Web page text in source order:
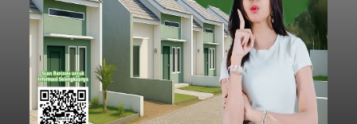
balitribune.co.id I Singaraja -Pemerintah
Kabupaten Buleleng menghentikan aktivitas
pengerukan lahan di Banjar Dinas Bingin Banjah,
Desa Temukus, Kecamatan Banjar, setelah
ditemukan indikasi kegiatan pengambilan
material yang tidak sesuai dengan peruntukan
kawasan.
Buleleng